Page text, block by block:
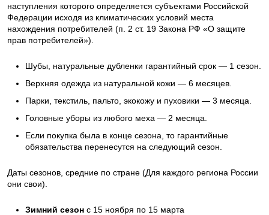
наступления которого определяется субъектами Российской
Федерации исходя из климатических условий места
нахождения потребителей (п. 2 ст. 19 Закона РФ «О защите
прав потребителей»).
Шубы, натуральные дубленки гарантийный срок — 1 сезон.
Верхняя одежда из натуральной кожи — 6 месяцев.
Парки, текстиль, пальто, экокожу и пуховики — 3 месяца.
Головные уборы из любого меха — 2 месяца.
Если покупка была в конце сезона, то гарантийные
обязательства перенесутся на следующий сезон.
Даты сезонов, средние по стране (Для каждого региона России
они свои).
Зимний сезон с 15 ноября по 15 марта